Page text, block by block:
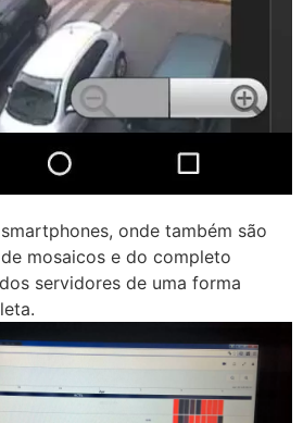
onde também são
mosaicos e do completo
servidores de uma forma